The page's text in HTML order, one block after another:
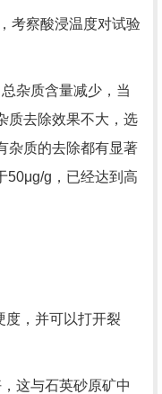
考察酸浸温度对试验
杂质含量减少，当
质去除效果不大，选
杂质的去除都有显著
50μg/g，已经达到高
度，并可以打开裂
这与石英砂原矿中